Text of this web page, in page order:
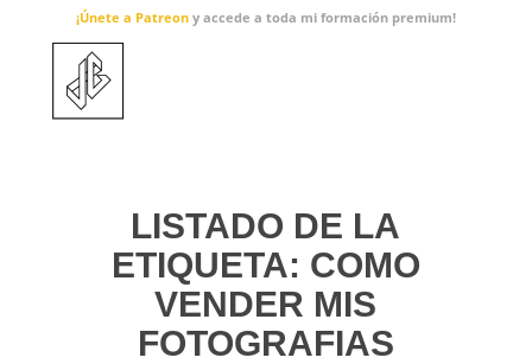
¡Únete a Patreon y accede a toda mi formación premium!
LISTADO DE LA
ETIQUETA: COMO
VENDER MIS
FOTOGRAFIAS